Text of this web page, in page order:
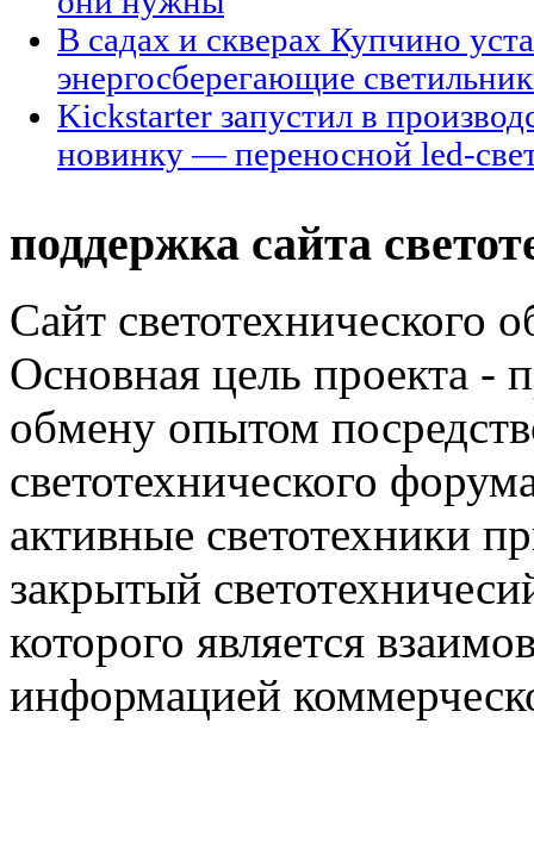
В садах и скверах Купчино
энергосберегающие
Kickstarter запустил в
новинку — переносной led-
поддержка сайта
Сайт светотехнического
Основная цель проекта -
обмену опытом
светотехнического
активные светотехники
закрытый
которого является
информацией